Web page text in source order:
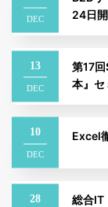
DEC
24日
13
DEC
第17
本』セ
10
DEC
Excel
28
総合IT